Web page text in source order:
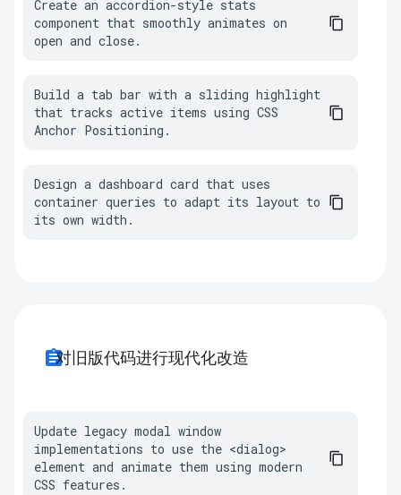
Create an accordion-style stats
component that smoothly animates on
open and close.
Build a tab bar with a sliding highlight
that tracks active items using CSS
Anchor Positioning.
Design a dashboard card that uses
container queries to adapt its layout to
its own width.
assignment对旧版代码进行现代化改造
Update legacy modal window
implementations to use the <dialog>
element and animate them using modern
CSS features.